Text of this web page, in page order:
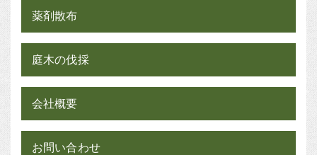
薬剤散布
庭木の伐採
会社概要
お問い合わせ